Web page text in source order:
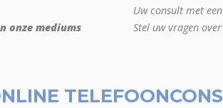
onze mediums
Uw consult met
Stel uw vragen